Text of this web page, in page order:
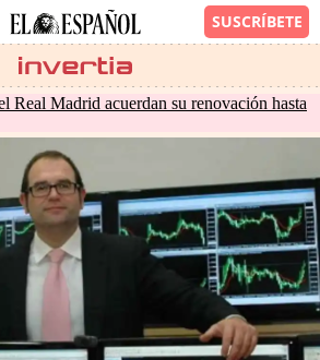
Real Madrid acuerdan su renovación hasta